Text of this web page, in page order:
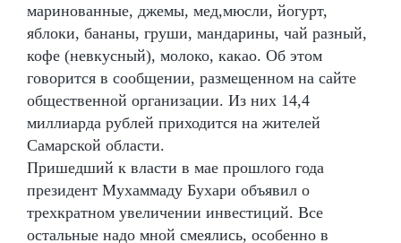
маринованные, джемы, мед,мюсли, йогурт,
яблоки, бананы, груши, мандарины, чай разный,
кофе (невкусный), молоко, какао. Об этом
говорится в сообщении, размещенном на сайте
общественной организации. Из них 14,4
миллиарда рублей приходится на жителей
Самарской области.
Пришедший к власти в мае прошлого года
президент Мухаммаду Бухари объявил о
трехкратном увеличении инвестиций. Все
остальные надо мной смеялись, особенно в